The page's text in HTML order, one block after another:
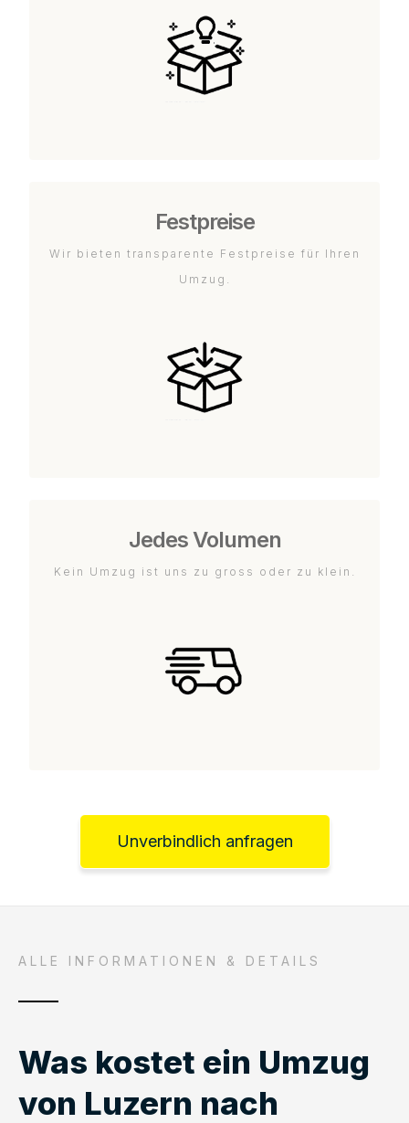
Festpreise
Wir bieten transparente Festpreise für Ihren
Umzug.
Jedes Volumen
Kein Umzug ist uns zu gross oder zu klein.
Unverbindlich anfragen
ALLE INFORMATIONEN & DETAILS
Was kostet ein Umzug
von Luzern nach